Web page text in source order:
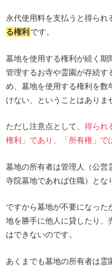
永代使用料を支払うと得られ
る権利 です。
墓地を使用する権利が続く期
管理するお寺や霊園が存続す
め、墓地を使用する権利を数
けない、ということはありま
ただし注意点として、 得られ
権利」であり、「所有権」で
墓地の所有者は管理人（公営
寺院墓地であれば住職）とな
ですから墓地が不要になった
地を勝手に他人に貸したり、
はできないのです。
あくまでも墓地の所有者は霊